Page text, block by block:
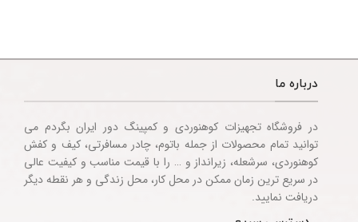
درباره ما
در فروشگاه تجهیزات کوهنوردی و کمپینگ دور ایران بگردم می
توانید تمام محصولات از جمله باتوم، چادر مسافرتی، کیف و کفش
کوهنوردی، سرشعله، زیرانداز و … را با قیمت مناسب و کیفیت عالی
در سریع ترین زمان ممکن در محل کار، محل زندگی و هر نقطه دیگر
دریافت نمایید.